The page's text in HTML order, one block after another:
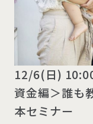
12/6(日)
資金編＞誰も
本セミナー